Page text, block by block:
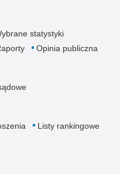
statystyki
Opinia publiczna
Listy rankingowe